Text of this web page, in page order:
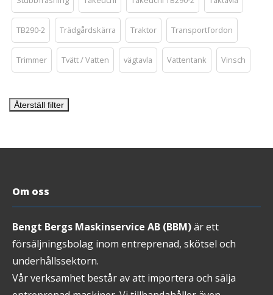
TB290-2 Trädgårdskärra Traktor Transportfordon
Trimmer Tvätt / Vatten vägtavla Vattentank Vinsch
Återställ filter
Om oss
Bengt Bergs Maskinservice AB (BBM)är ett
försäljningsbolag inom entreprenad, skötsel och
underhållssektorn.
Vår verksamhet består av att importera och sälja